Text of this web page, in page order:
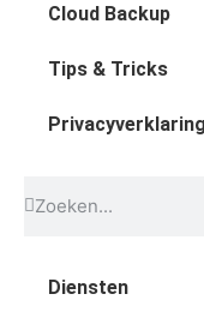
Cloud Backup
Tips & Tricks
Privacyverklaring
Diensten